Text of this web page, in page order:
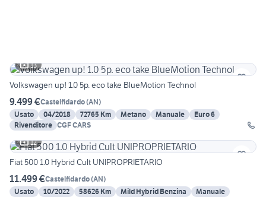
13
Volkswagen up! 1.0 5p. eco take BlueMotion Technol
9.499 €Castelfidardo(AN)
Usato
04/2018 72765 Km Metano Manuale
Euro 6
Rivenditore CGF CARS
12
Fiat 500 1.0 Hybrid Cult UNIPROPRIETARIO
11.499 €Castelfidardo(AN)
Usato
10/2022 58626 Km Mild Hybrid Benzina
Manuale